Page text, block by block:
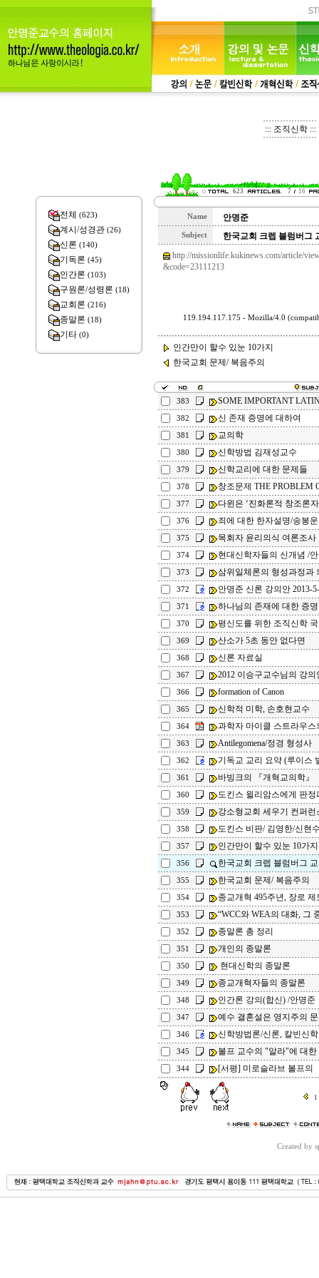
::: 조직신학 :::
623 7 16
전체 (623)
계시/성경관 (26)
신론 (140)
기독론 (45)
인간론 (103)
구원론/성령론 (18)
교회론 (216)
종말론 (18)
기타 (0)
Name 안명준
Subject
한국교회 크렙 블럼버그
http://missionlife.kukinews.com/article/
&code=23111213
119.194.117.175 - Mozilla/4.0
인간만이 할수 있눈 10가지
한국교회 문제/ 복음주의
383 SOME IMPORTANT
382 신 존재 증명에 대하여
381 교의학
380 신학방법 김재성교수
379 신학교리에 대한 문제들
378 창조문제 THE PROBLEM
377 다윈은 ‘진화론적 창조론
376 죄에 대한 한자설명/송봉
375 목회자 윤리의식 여론조사
374 현대신학자들의 신개념 /
373 삼위일체론의 형성과정과
372 안명준 신론 강의안 2013-
371 하나님의 존재에 대한 증
370 평신도를 위한 조직신학
369 산소가 5초 동안 없다면
368 신론 자료실
367 2012 이승구교수님의 강의
366 formation of Canon
365 신학적 미학, 손호현교수
364 과학자 마이클 스트라우스
363 Antilegomena/정경 형성사
362 기독교 교리 요약 (루이스
361 바빙크의 『개혁교의학』
360 도킨스 윌리암스에게 판정
359 강소형교회 세우기 컨퍼
358 도킨스 비판/ 김영한/신현
357 인간만이 할수 있눈 10가지
356 한국교회 크렙 블럼버그
355 한국교회 문제/ 복음주의
354 종교개혁 495주년, 장로
353 “WCC와 WEA의 대화, 그
352 종말론 총 정리
351 개인의 종말론
350 현대신학의 종말론
349 종교개혁자들의 종말론
348 인간론 강의(합신) /안명준
347 예수 결혼설은 영지주의
346 신학방법론/신론, 칼빈신
345 볼프 교수의 "알라"에 대
344 [서평] 미로슬라브 볼프의
1
Created by